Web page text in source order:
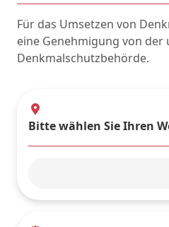
Bitte wählen Sie Ihren
Für das Umsetzen von
eine Genehmigung von der
Denkmalschutzbehörde.